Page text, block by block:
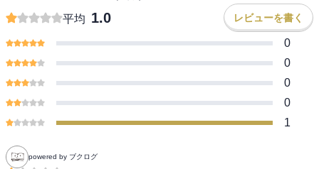
平均 1.0 レビューを書く
0
0
0
0
1
powered by ブクログ